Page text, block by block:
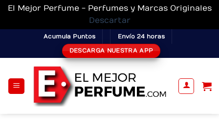
El Mejor Perfume - Perfumes y Marcas Originales
Descartar
content
Acumula Puntos Envío 24 horas
DESCARGA NUESTRA APP